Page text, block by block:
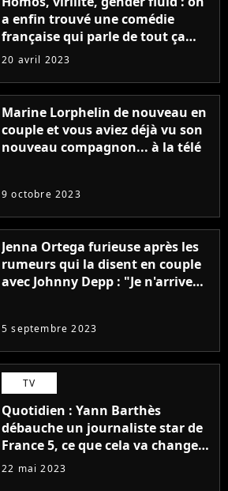
a enfin trouvé une comédie
française qui parle de tout ça
sans être super ringarde
20 avril 2023
Marine Lorphelin de nouveau en
couple et vous aviez déjà vu son
nouveau compagnon... à la télé
9 octobre 2023
Jenna Ortega furieuse après les
rumeurs qui la disent en couple
avec Johnny Depp : "Je n'arrive
5 septembre 2023
TV
Quotidien : Yann Barthès
débauche un journaliste star de
France 5, ce que cela va changer
à la rentrée
22 mai 2023